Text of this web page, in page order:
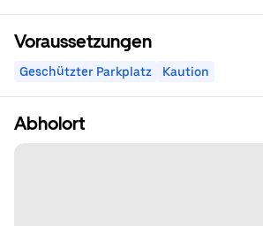
Voraussetzungen
Geschützter Parkplatz Kaution
Abholort